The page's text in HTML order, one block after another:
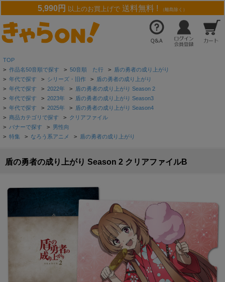
5,990円 以上のお買上げで 送料無料 ! （離島除く）
TOP
> 作品名50音順で探す > 50音順 た行 > 盾の勇者の成り上がり
> 年代で探す > シリーズ・旧作 > 盾の勇者の成り上がり
> 年代で探す > 2022年 > 盾の勇者の成り上がり Season 2
> 年代で探す > 2023年 > 盾の勇者の成り上がり Season3
> 年代で探す > 2025年 > 盾の勇者の成り上がり Season4
> 商品カテゴリで探す > クリアファイル
> バナーで探す > 男性向
> 特集 > なろう系アニメ > 盾の勇者の成り上がり
盾の勇者の成り上がり Season 2 クリアファイルB